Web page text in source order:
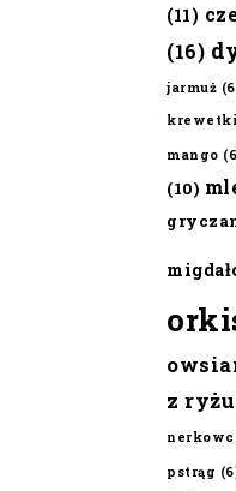
(11)
(16)
jarmuż
krewetki
mango
(10)
z
pstrąg